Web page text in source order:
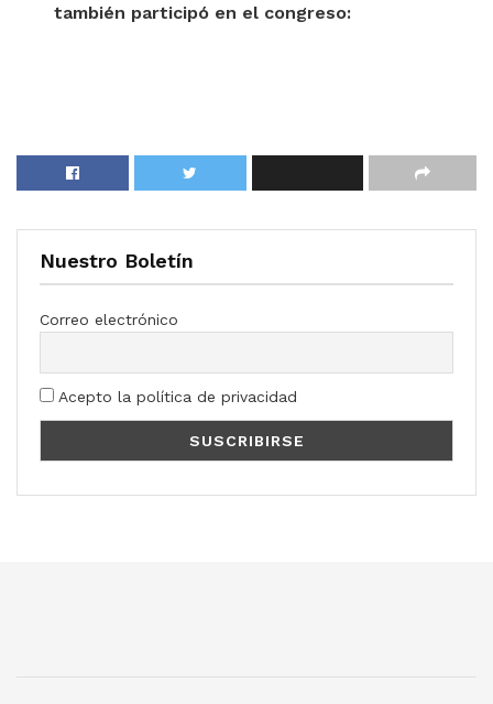
también participó en el congreso:
Nuestro Boletín
Correo electrónico
Acepto la política de privacidad